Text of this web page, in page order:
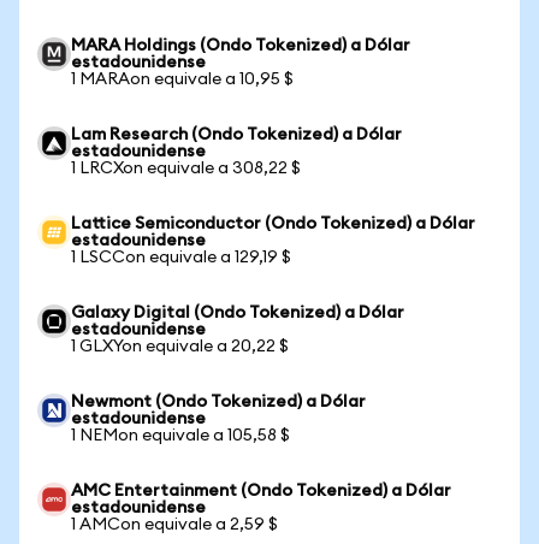
MARA Holdings (Ondo Tokenized) a Dólar
estadounidense
1 MARAon equivale a 10,95 $
Lam Research (Ondo Tokenized) a Dólar
estadounidense
1 LRCXon equivale a 308,22 $
Lattice Semiconductor (Ondo Tokenized) a Dólar
estadounidense
1 LSCCon equivale a 129,19 $
Galaxy Digital (Ondo Tokenized) a Dólar
estadounidense
1 GLXYon equivale a 20,22 $
Newmont (Ondo Tokenized) a Dólar
estadounidense
1 NEMon equivale a 105,58 $
AMC Entertainment (Ondo Tokenized) a Dólar
estadounidense
1 AMCon equivale a 2,59 $